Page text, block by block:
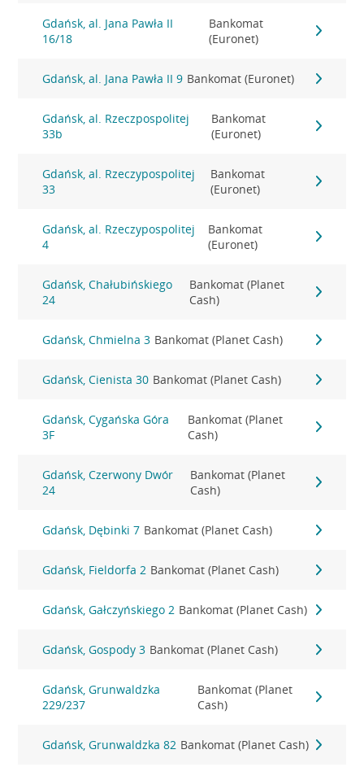
Gdańsk, al. Jana Pawła II
16/18
Bankomat
(Euronet)
Gdańsk, al. Jana Pawła II 9 Bankomat (Euronet)
Gdańsk, al. Rzeczpospolitej
33b
Bankomat
(Euronet)
Gdańsk, al. Rzeczypospolitej
33
Bankomat
(Euronet)
Gdańsk, al. Rzeczypospolitej
4
Bankomat
(Euronet)
Gdańsk, Chałubińskiego
24
Bankomat (Planet
Cash)
Gdańsk, Chmielna 3 Bankomat (Planet Cash)
Gdańsk, Cienista 30 Bankomat (Planet Cash)
Gdańsk, Cygańska Góra
3F
Bankomat (Planet
Cash)
Gdańsk, Czerwony Dwór
24
Bankomat (Planet
Cash)
Gdańsk, Dębinki 7 Bankomat (Planet Cash)
Gdańsk, Fieldorfa 2 Bankomat (Planet Cash)
Gdańsk, Gałczyńskiego 2 Bankomat (Planet Cash)
Gdańsk, Gospody 3 Bankomat (Planet Cash)
Gdańsk, Grunwaldzka
229/237
Bankomat (Planet
Cash)
Gdańsk, Grunwaldzka 82 Bankomat (Planet Cash)